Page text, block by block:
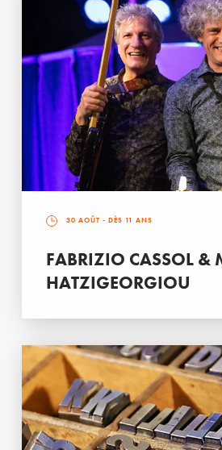
30 AOÛT - DÈS 11 ANS
FABRIZIO CASSOL &
HATZIGEORGIOU